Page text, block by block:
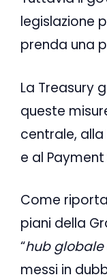
legislazione
prenda una
La Treasury
queste
centrale,
e al
Come
piani della
“hub
messi in